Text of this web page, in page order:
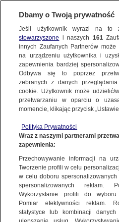
ŚWIAT
Joe Biden:
w Kabulu
2.08.2022, 02:20
Prezydent USA Joe Biden
nocy z soboty na
stolicy Afganistanu,
Ajman al-Zawahiri. -
zadość - powiedział
współpracownikiem
ze współorganizatorów
Dbamy o Twoją prywatność
Jeśli użytkownik wyrazi na to
stowarzyszone i naszych 161
innych Zaufanych Partnerów
na urządzeniu użytkownika i
zapewnienia bardziej
Odbywa się to poprzez
zebranych z danych
cookie. Użytkownik może udzielić/
przetwarzaniu w oparciu o
momencie, klikając przycisk
Polityka Prywatności
Wraz z naszymi partnerami
zapewnienia:
Przechowywanie informacji na
Tworzenie profili w celu
w celu doboru
spersonalizowanych reklam.
Wykorzystanie profili do wyboru
Pomiar efektywności reklam.
statystyce lub kombinacji